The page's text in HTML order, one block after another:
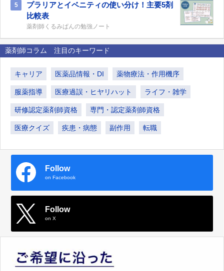
5
プラリアとイベニティの使い分け！主要5剤
比較表
薬剤師くるみぱんの勉強ノート
薬剤師コラム 注目のキーワード
キャリア 医薬品情報・DI 薬物療法・作用機序
服薬指導 医療過誤・ヒヤリハット ライフ・雑学
研修認定薬剤師資格 専門・認定薬剤師資格
医療クイズ 疾患・病態 副作用 転職
Follow
on Facebook
Follow
on X